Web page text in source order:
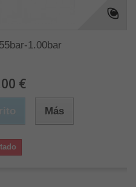
1.00bar
€
Más